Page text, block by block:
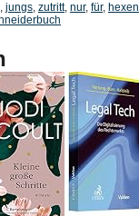
, jungs, zutritt, nur, für, hexen